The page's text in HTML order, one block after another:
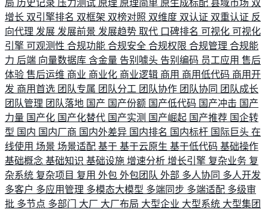
局 历史记录 压力测试 原理 原理简单 原生成标配 县域市场 双
增长 双引擎排名 双框架 双榜对照 双维度 双认证 双重认证 反
向代理 发展 发展前景 发展趋势 取代 口碑排名 可视化 可视化
引擎 可观测性 合规功能 合规安全 合规权限 合规管理 合规能
力 后端 向量数据库 含金量 告别噱头 告别编码 员工应用 售后
体验 售后运维 商业 商业化 商业逻辑 商用 商用低代码 商用开
发 商用首选 团队专属 团队分工 团队协作 团队协同 团队成长
团队管理 团队落地 国产 国产份额 国产低代码 国产冲击 国产
力量 国产化 国产化替代 国产实测 国产崛起 国产推荐 国企转
型 国内 国内厂商 国内外差异 国内排名 国内标杆 国际巨头 在
线使用 场景 场景适配 基于 基于云原生 基于低代码 基础操作
基础概念 基础知识 基础设施 增速分析 增长引擎 复杂业务 复
杂系统 复杂项目 复用 外包 外包团队 外部 多人协同 多人开发
多客户 多应用管理 多模态大模型 多端同步 多端适配 多级审
批 多节点 多部门 大厂 大厂布局 大型企业 大型系统 大型集团